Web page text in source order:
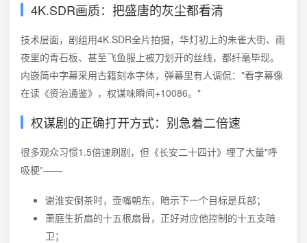
4K.SDR画质：把盛唐的灰尘都看清
技术层面，剧组用4K.SDR全片拍摄，华灯初上的朱雀大街、雨
夜里的青石板、甚至飞鱼服上被刀划开的丝线，都纤毫毕现。
内嵌简中字幕采用古籍刻本字体，弹幕里有人调侃："看字幕像
在读《资治通鉴》，权谋味瞬间+10086。"
权谋剧的正确打开方式：别急着二倍速
很多观众习惯1.5倍速刷剧，但《长安二十四计》埋了大量"呼
吸梗"——
谢淮安倒茶时，壶嘴朝东，暗示下一个目标是兵部；
萧庭生折扇的十五根扇骨，正好对应他控制的十五支暗
卫；